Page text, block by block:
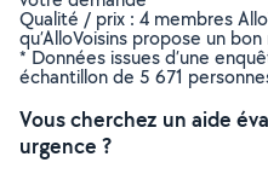
Qualité / prix : 4 membres
qu’AlloVoisins propose un
* Données issues d’une
échantillon de 5 671
Vous cherchez un aide
urgence ?